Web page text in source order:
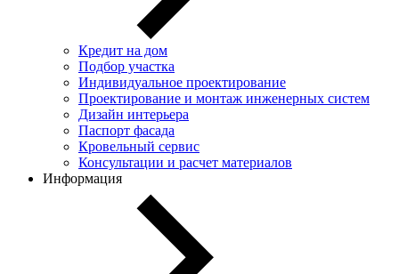
Кредит на дом
Подбор участка
Индивидуальное проектирование
Проектирование и монтаж инженерных систем
Дизайн интерьера
Паспорт фасада
Кровельный сервис
Консультации и расчет материалов
Информация